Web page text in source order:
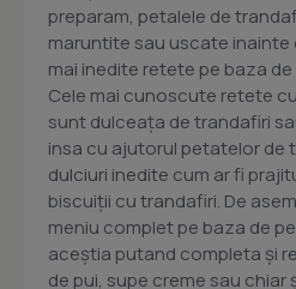
preparam, petalele de
maruntite sau uscate
mai inedite retete pe baza
Cele mai cunoscute retete
sunt dulceața de trandafiri
insa cu ajutorul petatelor de
dulciuri inedite cum ar fi
biscuiții cu trandafiri. De
meniu complet pe baza de
aceștia putand completa și
de pui, supe creme sau chiar